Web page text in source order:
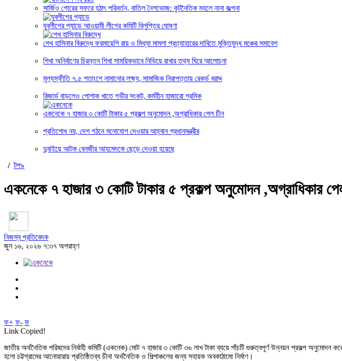
সার্জিও গোরের সফরে হঠাৎ পরিবর্তন, বাতিল নৈশভোজ: কূটনৈতিক মহলে নানা জল্পনা
যুবলীগের প্যাডে আওয়ামী লীগের কমিটি বিলুপ্তির ঘোষণা
শেখ হাসিনার বিরুদ্ধে ফরমায়েশি রায় ও মিথ্যা মামলা প্রত্যাহারের দাবিতে মুক্তিযুদ্ধ মঞ্চের সমাবেশ
শিখা অনির্বাণের চিরন্তন শিখা সাময়িকভাবে নিভিয়ে রাখার তথ্য ঘিরে আলোচনা
মূল্যস্ফীতি ৭.৫ শতাংশে নামানোর লক্ষ্য, সামাজিক নিরাপত্তায় রেকর্ড বরাদ্দ
রিজার্ভ বাড়লেও পোশাক খাতে গভীর সংকট, কর্মহীন হাজারো শ্রমিক
একনেকে ৭ হাজার ৩ কোটি টাকার ৫ প্রকল্প অনুমোদন ,অগ্রাধিকার পেল চীন
প্রতিশোধ নয়, দেশ গঠনে মনোযোগ দেওয়ার আহ্বান প্রধানমন্ত্রীর
দুবাইয়ে আটক বেনজীর আহমেদকে ছেড়ে দেওয়া হয়েছে
/টপ৯
একনেকে ৭ হাজার ৩ কোটি টাকার ৫ প্রকল্প অনুমোদন ,অগ্রাধিকার
নিজস্ব প্রতিবেদক
জুন ১৬, ২০২৬ ৭:৩৭ অপরাহ্ণ
ফ+ ফ- ফ
Link Copied!
জাতীয় অর্থনৈতিক পরিষদের নির্বাহী কমিটি (একনেক) মোট ৭ হাজার ৩ কোটি ৩৬ লাখ টাকা ব্যয়ে পাঁচটি গুরুত্বপূর্ণ উন্নয়ন প্রকল্প
হলো চট্টগ্রামের আনোয়ারায় প্রতিষ্ঠিতব্য চীনা অর্থনৈতিক ও শিল্পাঞ্চলের জন্য সহায়ক অবকাঠামো নির্মাণ।